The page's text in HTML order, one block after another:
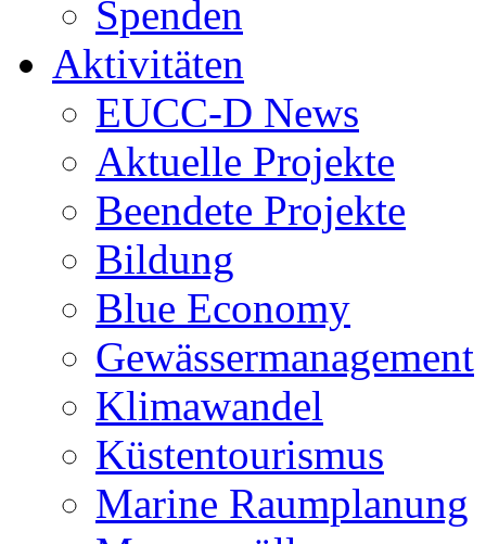
Spenden
Aktivitäten
EUCC-D News
Aktuelle Projekte
Beendete Projekte
Bildung
Blue Economy
Gewässermanagement
Klimawandel
Küstentourismus
Marine Raumplanung